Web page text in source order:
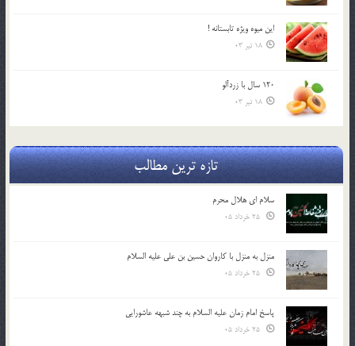
اين ميوه ويژه تابستانه !
18 تیر 03
120 سال با زردآلو
18 تیر 03
تازه ترین مطالب
سلام ای هلال محرم
منزل به منزل با کاروان حسین بن علی علیه السلام
پاسخ امام زمان علیه السلام به چند شبهه عاشورایی